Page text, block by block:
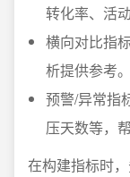
转化率、活
横向对比指
析提供参考。
预警/异常指
压天数等，
在构建指标时